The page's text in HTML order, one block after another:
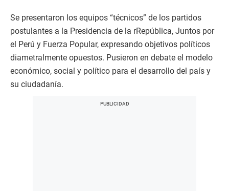
Se presentaron los equipos “técnicos” de los partidos
postulantes a la Presidencia de la rRepública, Juntos por
el Perú y Fuerza Popular, expresando objetivos políticos
diametralmente opuestos. Pusieron en debate el modelo
económico, social y político para el desarrollo del país y
su ciudadanía.